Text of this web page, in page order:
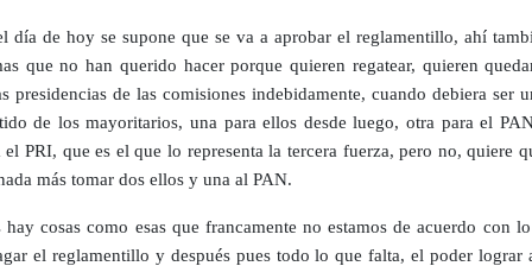
día de hoy se supone que se va a aprobar el reglamentillo, ahí
que no han querido hacer porque quieren regatear, quieren
presidencias de las comisiones indebidamente, cuando debiera ser
de los mayoritarios, una para ellos desde luego, otra para el
el PRI, que es el que lo representa la tercera fuerza, pero no, quiere
más tomar dos ellos y una al PAN.
hay cosas como esas que francamente no estamos de acuerdo con
el reglamentillo y después pues todo lo que falta, el poder lograr